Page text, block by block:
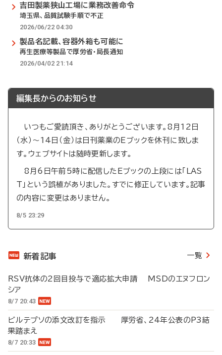
吉田製薬狭山工場に業務改善命令
埼玉県、品質試験手順で不正
2026/06/22 04:30
製品名記載、容器外箱も可能に
再生医療等製品で厚労省・局長通知
2026/04/02 21:14
編集長からのお知らせ
いつもご愛読頂き、ありがとうございます。8月12日
（水）～14日（金）は日刊薬業のEブックを休刊に致しま
す。ウェブサイトは随時更新します。
8月6日午前5時に配信したEブックの上段には「LAS
T」という誤植がありました。すでに修正しています。記事
の内容に変更はありません。
8/5 23:29
新着記事 一覧
RSV抗体の2回目投与で適応拡大申請 MSDのエヌフロン
シア
8/7 20:43
ビルテプソの添文改訂を指示 厚労省、24年公表のP3結
果踏まえ
8/7 20:33